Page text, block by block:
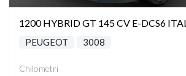
1200 HYBRID GT 145 CV E-DCS6
PEUGEOT 3008
Chilometri